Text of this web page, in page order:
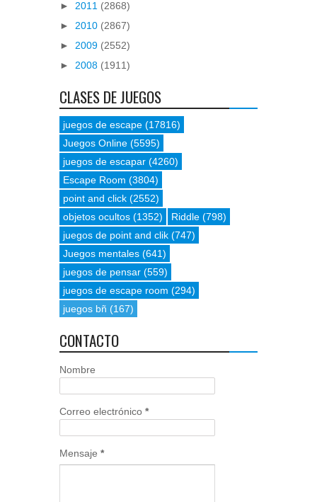
► 2011 (2868)
► 2010 (2867)
► 2009 (2552)
► 2008 (1911)
CLASES DE JUEGOS
juegos de escape (17816)
Juegos Online (5595)
juegos de escapar (4260)
Escape Room (3804)
point and click (2552)
objetos ocultos (1352) Riddle (798)
juegos de point and clik (747)
Juegos mentales (641)
juegos de pensar (559)
juegos de escape room (294)
juegos bñ (167)
CONTACTO
Nombre
Correo electrónico *
Mensaje *